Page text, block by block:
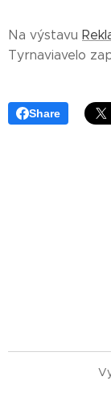
Na výstavu
Tyrnaviavelo
Share